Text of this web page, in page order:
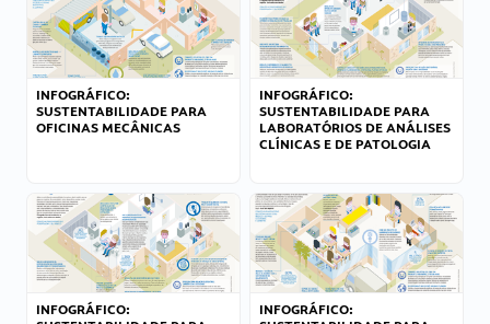
INFOGRÁFICO:
SUSTENTABILIDADE PARA
OFICINAS MECÂNICAS
INFOGRÁFICO:
SUSTENTABILIDADE PARA
LABORATÓRIOS DE ANÁLISES
CLÍNICAS E DE PATOLOGIA
INFOGRÁFICO:
INFOGRÁFICO: